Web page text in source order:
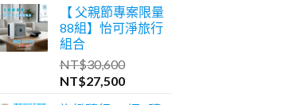
價
格：
NT$46,600。
價
格：
【 父親節專案限量
88組】怡可淨旅行
組合
NT$30,600
原
NT$27,500目